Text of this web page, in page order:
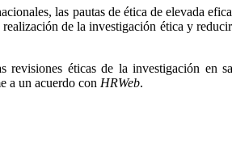
las pautas de ética de elevada
de la investigación ética y
revisiones éticas de la investigación
a un acuerdo con HRWeb.